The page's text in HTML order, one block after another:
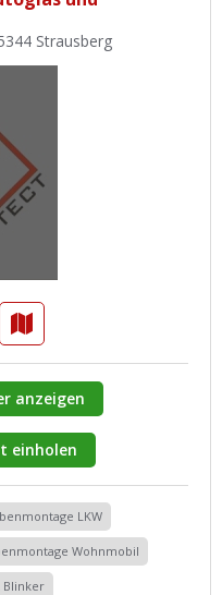
Strausberg
anzeigen
einholen
LKW
Wohnmobil
Blinker